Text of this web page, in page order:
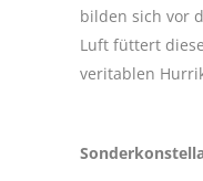
bilden sich vor
Luft füttert
veritablen